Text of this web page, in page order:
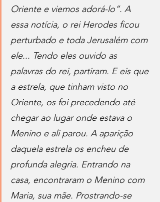
Oriente e viemos adorá-lo”. A
essa notícia, o rei Herodes ficou
perturbado e toda Jerusalém com
ele... Tendo eles ouvido as
palavras do rei, partiram. E eis que
a estrela, que tinham visto no
Oriente, os foi precedendo até
chegar ao lugar onde estava o
Menino e ali parou. A aparição
daquela estrela os encheu de
profunda alegria. Entrando na
casa, encontraram o Menino com
Maria, sua mãe. Prostrando-se